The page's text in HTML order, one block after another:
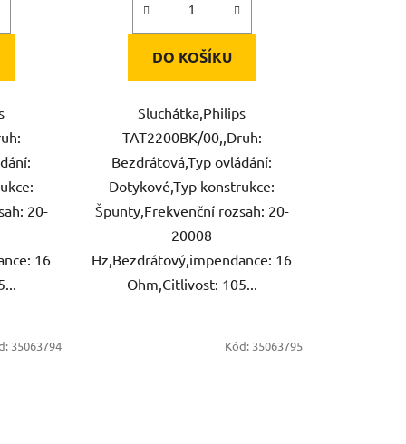
20-
16
DO KOŠÍKU
Sluchátka,Philips
TAT2200BK/00,,Druh:
Bezdrátová,Typ ovládání:
Dotykové,Typ konstrukce:
Špunty,Frekvenční rozsah: 20-
20008
Hz,Bezdrátový,impendance: 16
Ohm,Citlivost: 105...
35063794 Kód: 35063795